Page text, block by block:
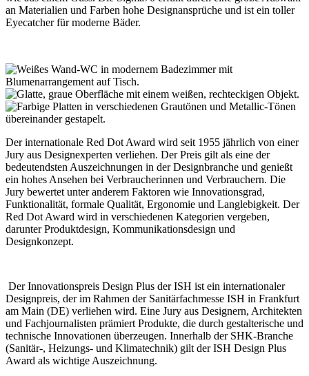
an Materialien und Farben hohe Designansprüche und ist ein toller
Eyecatcher für moderne Bäder.
Der internationale Red Dot Award wird seit 1955 jährlich von einer
Jury aus Designexperten verliehen. Der Preis gilt als eine der
bedeutendsten Auszeichnungen in der Designbranche und genießt
ein hohes Ansehen bei Verbraucherinnen und Verbrauchern. Die
Jury bewertet unter anderem Faktoren wie Innovationsgrad,
Funktionalität, formale Qualität, Ergonomie und Langlebigkeit. Der
Red Dot Award wird in verschiedenen Kategorien vergeben,
darunter Produktdesign, Kommunikationsdesign und
Designkonzept.
Der Innovationspreis Design Plus der ISH ist ein internationaler
Designpreis, der im Rahmen der Sanitärfachmesse ISH in Frankfurt
am Main (DE) verliehen wird. Eine Jury aus Designern, Architekten
und Fachjournalisten prämiert Produkte, die durch gestalterische und
technische Innovationen überzeugen. Innerhalb der SHK-Branche
(Sanitär-, Heizungs- und Klimatechnik) gilt der ISH Design Plus
Award als wichtige Auszeichnung.